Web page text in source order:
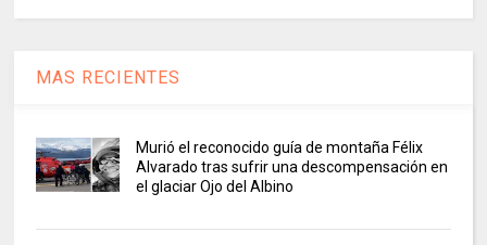
MAS RECIENTES
Murió el reconocido guía de montaña Félix
Alvarado tras sufrir una descompensación en
el glaciar Ojo del Albino